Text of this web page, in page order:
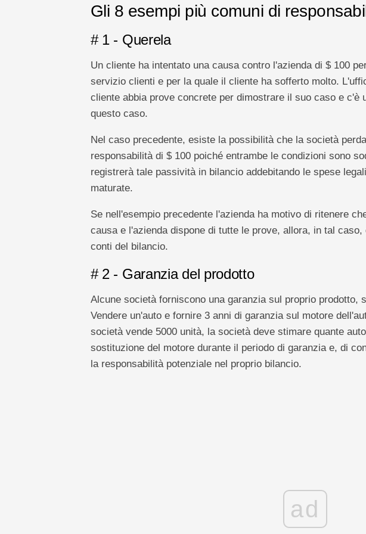
Gli 8 esempi più comuni di
# 1 - Querela
Un cliente ha intentato una causa contro l'azienda di $ 100
servizio clienti e per la quale il cliente ha sofferto molto.
cliente abbia prove concrete per dimostrare il suo caso e c'è
questo caso.
Nel caso precedente, esiste la possibilità che la società
responsabilità di $ 100 poiché entrambe le condizioni sono
registrerà tale passività in bilancio addebitando le spese
maturate.
Se nell'esempio precedente l'azienda ha motivo di ritenere
causa e l'azienda dispone di tutte le prove, allora, in tal
conti del bilancio.
# 2 - Garanzia del prodotto
Alcune società forniscono una garanzia sul proprio prodotto,
Vendere un'auto e fornire 3 anni di garanzia sul motore
società vende 5000 unità, la società deve stimare quante
sostituzione del motore durante il periodo di garanzia e, di
la responsabilità potenziale nel proprio bilancio.
ad